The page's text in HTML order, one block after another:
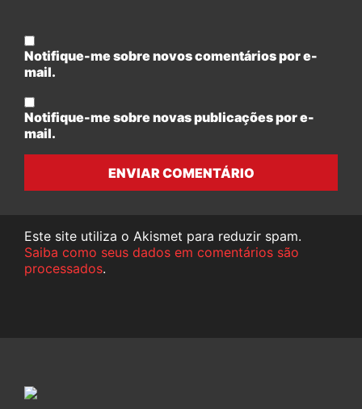
Notifique-me sobre novos comentários por e-
mail.
Notifique-me sobre novas publicações por e-
mail.
ENVIAR COMENTÁRIO
Este site utiliza o Akismet para reduzir spam.
Saiba como seus dados em comentários são
processados.